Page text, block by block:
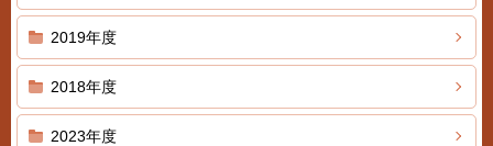
2019年度
2018年度
2023年度